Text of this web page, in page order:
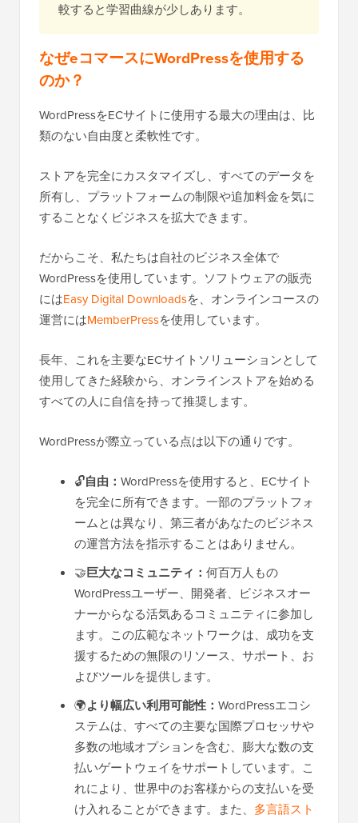
較すると学習曲線が少しあります。
なぜeコマースにWordPressを使用する
のか？
WordPressをECサイトに使用する最大の理由は、比
類のない自由度と柔軟性です。
ストアを完全にカスタマイズし、すべてのデータを
所有し、プラットフォームの制限や追加料金を気に
することなくビジネスを拡大できます。
だからこそ、私たちは自社のビジネス全体で
WordPressを使用しています。ソフトウェアの販売
にはEasy Digital Downloadsを、オンラインコースの
運営にはMemberPressを使用しています。
長年、これを主要なECサイトソリューションとして
使用してきた経験から、オンラインストアを始める
すべての人に自信を持って推奨します。
WordPressが際立っている点は以下の通りです。
🔓自由： WordPressを使用すると、ECサイト
を完全に所有できます。一部のプラットフォ
ームとは異なり、第三者があなたのビジネス
の運営方法を指示することはありません。
🤝巨大なコミュニティ： 何百万人もの
WordPressユーザー、開発者、ビジネスオー
ナーからなる活気あるコミュニティに参加し
ます。この広範なネットワークは、成功を支
援するための無限のリソース、サポート、お
よびツールを提供します。
🌍より幅広い利用可能性： WordPressエコシ
ステムは、すべての主要な国際プロセッサや
多数の地域オプションを含む、膨大な数の支
払いゲートウェイをサポートしています。こ
れにより、世界中のお客様からの支払いを受
け入れることができます。また、 多言語スト